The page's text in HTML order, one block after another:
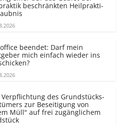
beschränkten Heilprakti­
beendet: Darf mein
mich einfach wieder ins
Verpflichtung des Grundstücks­
zur Beseitigung von
Müll" auf frei zugänglichem